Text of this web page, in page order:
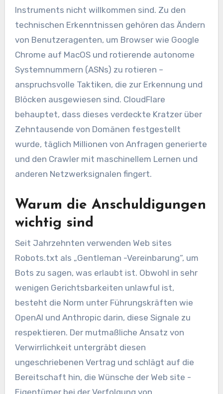
Instruments nicht willkommen sind. Zu den
technischen Erkenntnissen gehören das Ändern
von Benutzeragenten, um Browser wie Google
Chrome auf MacOS und rotierende autonome
Systemnummern (ASNs) zu rotieren –
anspruchsvolle Taktiken, die zur Erkennung und
Blöcken ausgewiesen sind. CloudFlare
behauptet, dass dieses verdeckte Kratzer über
Zehntausende von Domänen festgestellt
wurde, täglich Millionen von Anfragen generierte
und den Crawler mit maschinellem Lernen und
anderen Netzwerksignalen fingert.
Warum die Anschuldigungen
wichtig sind
Seit Jahrzehnten verwenden Web sites
Robots.txt als „Gentleman -Vereinbarung“, um
Bots zu sagen, was erlaubt ist. Obwohl in sehr
wenigen Gerichtsbarkeiten unlawful ist,
besteht die Norm unter Führungskräften wie
OpenAI und Anthropic darin, diese Signale zu
respektieren. Der mutmaßliche Ansatz von
Verwirrlichkeit untergräbt diesen
ungeschriebenen Vertrag und schlägt auf die
Bereitschaft hin, die Wünsche der Web site -
Eigentümer bei der Verfolgung von